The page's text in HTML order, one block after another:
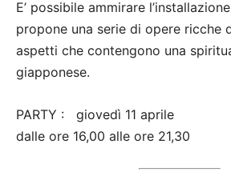
E’ possibile ammirare
propone una serie di opere ricche
aspetti che contengono una
giapponese.
PARTY : giovedì 11 aprile
dalle ore 16,00 alle ore 21,30